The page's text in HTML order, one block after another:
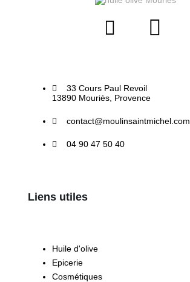
33 Cours Paul Revoil
13890 Mouriès, Provence
contact@moulinsaintmichel.com
04 90 47 50 40
Liens utiles
Huile d'olive
Epicerie
Cosmétiques